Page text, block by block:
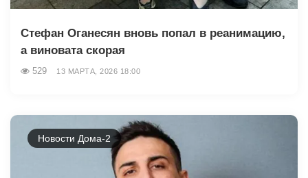
Стефан Оганесян вновь попал в реанимацию,
а виновата скорая
529 13 МАРТА, 2026 18:00
Новости Дома-2